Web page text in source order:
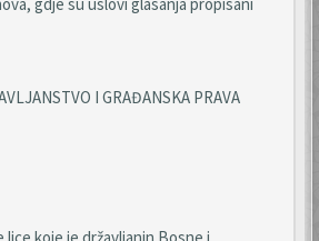
I GRAĐANSKA PRAVA